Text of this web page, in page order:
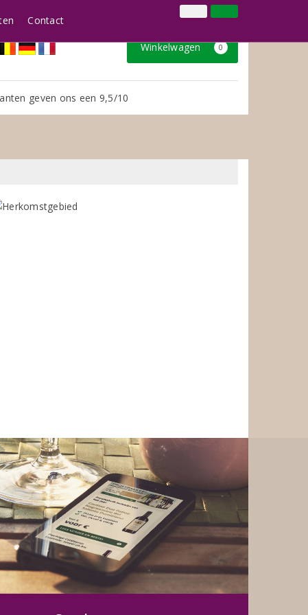
Klantenservice
Winkelwagen 0
geven ons een 9,5/10
Contact